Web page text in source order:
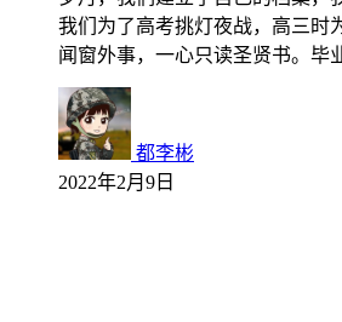
我们为了高考挑灯夜战，高三时
闻窗外事，一心只读圣贤书。毕
都李彬
2022年2月9日